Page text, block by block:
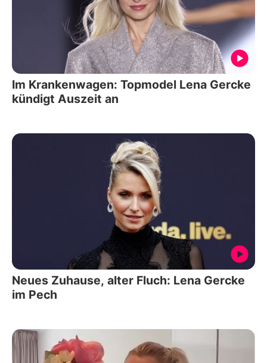
Im Krankenwagen: Topmodel Lena Gercke
kündigt Auszeit an
Neues Zuhause, alter Fluch: Lena Gercke
im Pech